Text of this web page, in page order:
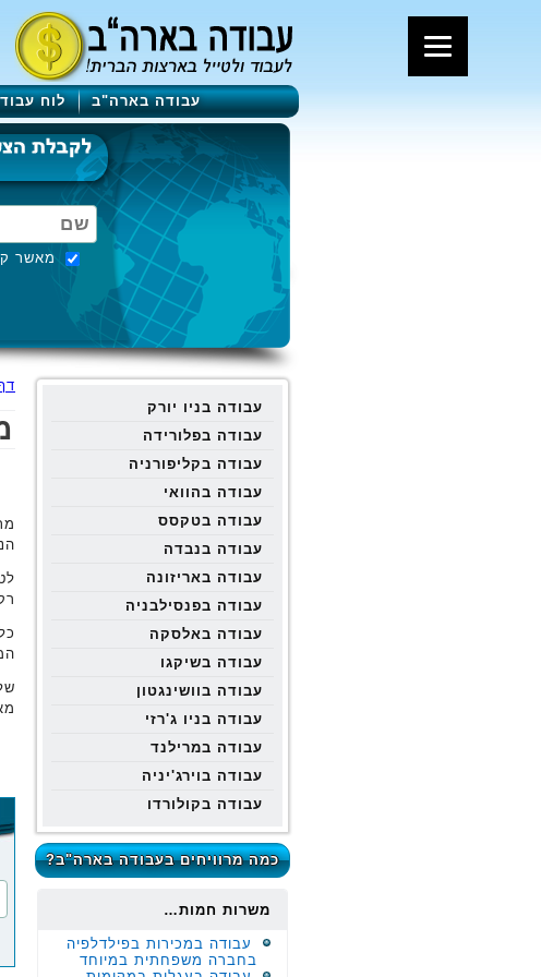
עבודה בארה"ב לוח
מאשר
עבודה בניו יורק
עבודה בפלורידה
עבודה בקליפורניה
עבודה בהוואי
עבודה בטקסס
עבודה בנבדה
עבודה באריזונה
עבודה בפנסילבניה
עבודה באלסקה
עבודה בשיקגו
עבודה בוושינגטון
עבודה בניו ג'רזי
עבודה במרילנד
עבודה בוירג'יניה
עבודה בקולורדו
כמה מרוויחים בעבודה בארה"ב?
משרות חמות…
עבודה במכירות בפילדלפיה
בחברה משפחתית במיוחד